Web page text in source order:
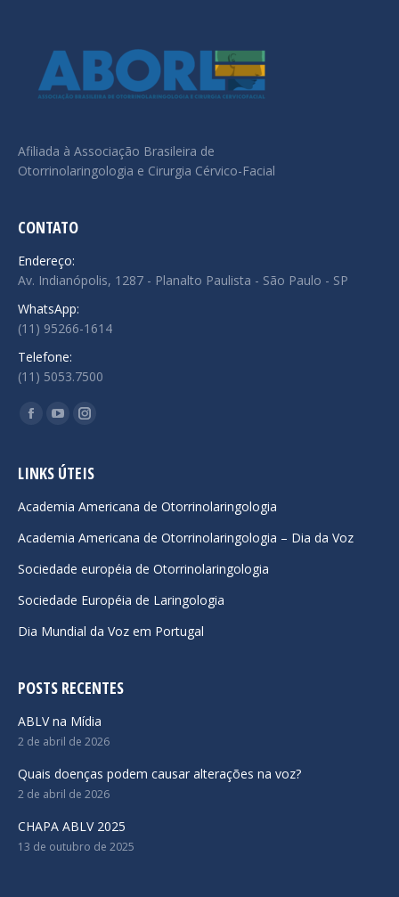
Afiliada à Associação Brasileira de
Otorrinolaringologia e Cirurgia Cérvico-Facial
CONTATO
Endereço:
Av. Indianópolis, 1287 - Planalto Paulista - São Paulo - SP
WhatsApp:
(11) 95266-1614
Telefone:
(11) 5053.7500
Encontre-nos em:
Facebook
opens
new
window
YouTube
opens
new
window
Instagram
opens
new
window
LINKS ÚTEIS
Academia Americana de Otorrinolaringologia
Academia Americana de Otorrinolaringologia – Dia da Voz
Sociedade européia de Otorrinolaringologia
Sociedade Européia de Laringologia
Dia Mundial da Voz em Portugal
POSTS RECENTES
ABLV na Mídia
2 de abril de 2026
Quais doenças podem causar alterações na voz?
2 de abril de 2026
CHAPA ABLV 2025
13 de outubro de 2025